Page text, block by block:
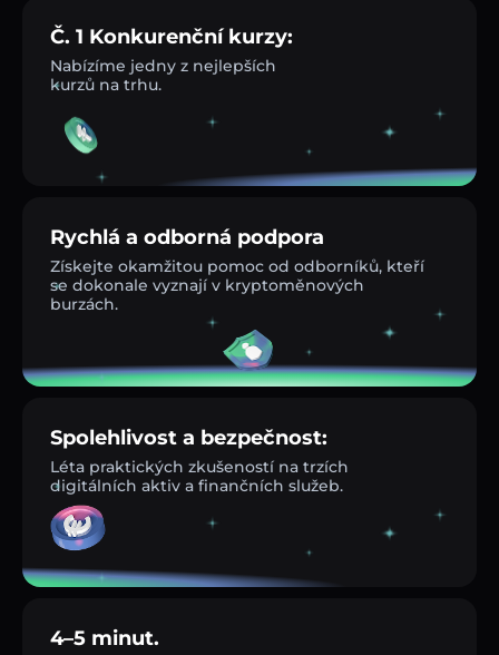
Č. 1 Konkurenční kurzy:
Nabízíme jedny z nejlepších
kurzů na trhu.
Rychlá a odborná podpora
Získejte okamžitou pomoc od odborníků, kteří
se dokonale vyznají v kryptoměnových
burzách.
Spolehlivost a bezpečnost:
Léta praktických zkušeností na trzích
digitálních aktiv a finančních služeb.
4–5 minut.